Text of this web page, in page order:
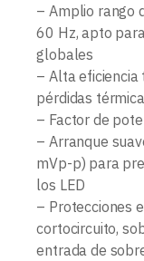
– Amplio rango
60 Hz, apto
globales
– Alta eficiencia
pérdidas
– Factor de
– Arranque
mVp-p) para
los LED
– Protecciones
cortocircuito,
entrada de